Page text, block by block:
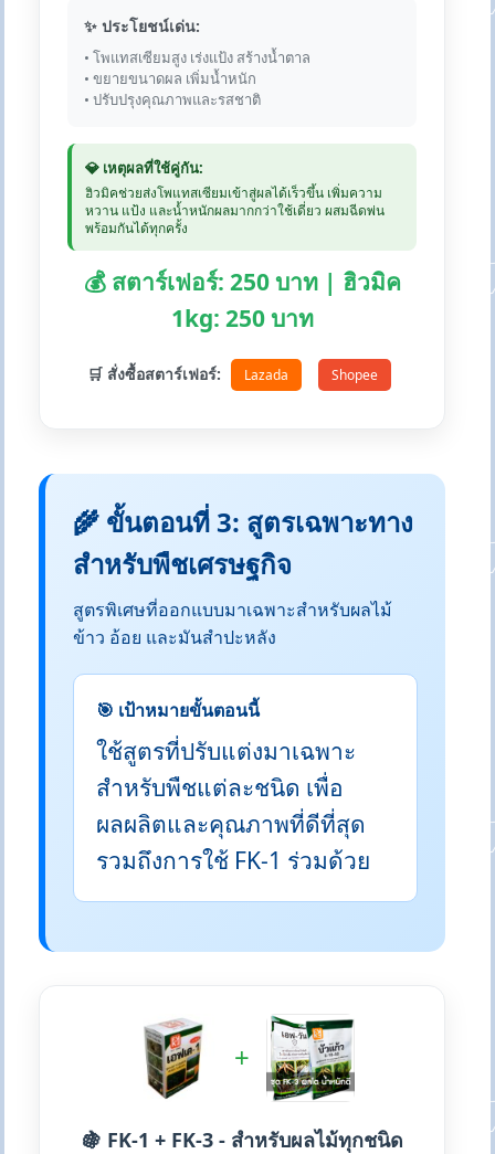
✨ ประโยชน์เด่น:
• โพแทสเซียมสูง เร่งแป้ง สร้างน้ำตาล
• ขยายขนาดผล เพิ่มน้ำหนัก
• ปรับปรุงคุณภาพและรสชาติ
💎 เหตุผลที่ใช้คู่กัน:
ฮิวมิคช่วยส่งโพแทสเซียมเข้าสู่ผลได้เร็วขึ้น เพิ่มความ
หวาน แป้ง และน้ำหนักผลมากกว่าใช้เดี่ยว ผสมฉีดพ่น
พร้อมกันได้ทุกครั้ง
💰 สตาร์เฟอร์: 250 บาท | ฮิวมิค
1kg: 250 บาท
🛒 สั่งซื้อสตาร์เฟอร์: Lazada Shopee
🌾 ขั้นตอนที่ 3: สูตรเฉพาะทาง
สำหรับพืชเศรษฐกิจ
สูตรพิเศษที่ออกแบบมาเฉพาะสำหรับผลไม้
ข้าว อ้อย และมันสำปะหลัง
🎯 เป้าหมายขั้นตอนนี้
ใช้สูตรที่ปรับแต่งมาเฉพาะ
สำหรับพืชแต่ละชนิด เพื่อ
ผลผลิตและคุณภาพที่ดีที่สุด
รวมถึงการใช้ FK-1 ร่วมด้วย
+
🍇 FK-1 + FK-3 - สำหรับผลไม้ทุกชนิด